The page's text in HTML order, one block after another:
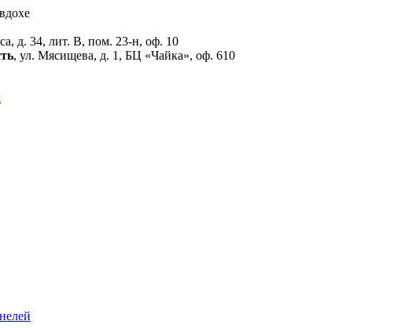
д. 34, лит. В, пом. 23-н, оф. 10
, ул. Мясищева, д. 1, БЦ «Чайка», оф. 610